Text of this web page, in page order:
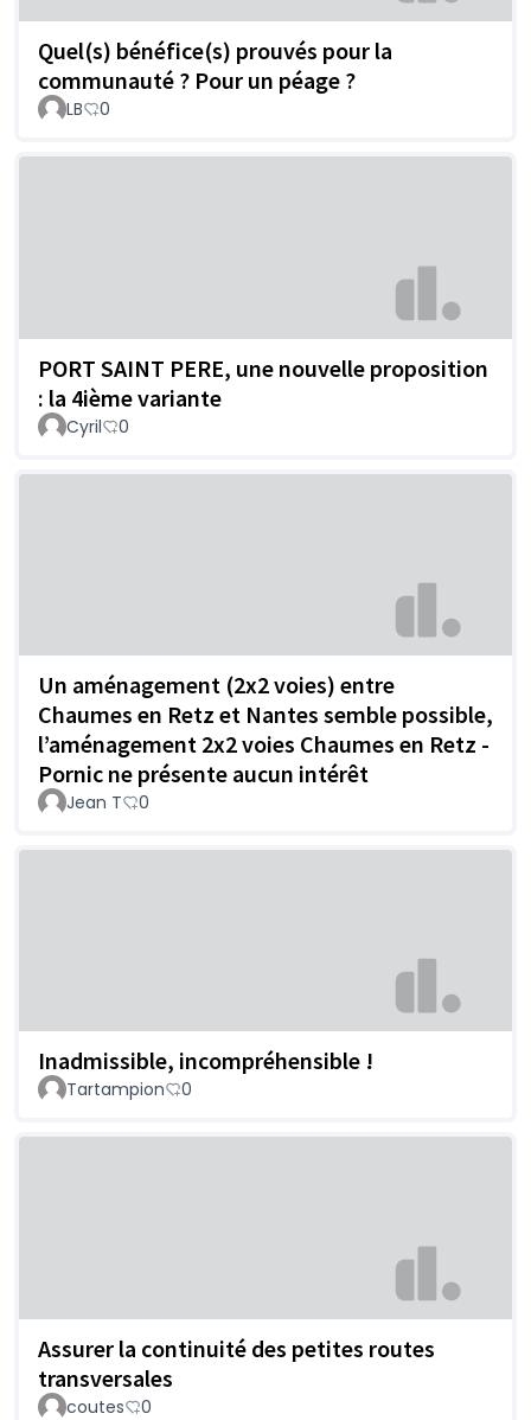
Quel(s) bénéfice(s) prouvés pour la
communauté ? Pour un péage ?
LB 0
PORT SAINT PERE, une nouvelle proposition
: la 4ième variante
Cyril 0
Un aménagement (2x2 voies) entre
Chaumes en Retz et Nantes semble possible,
l’aménagement 2x2 voies Chaumes en Retz -
Pornic ne présente aucun intérêt
Jean T 0
Inadmissible, incompréhensible !
Tartampion 0
Assurer la continuité des petites routes
transversales
coutes 0